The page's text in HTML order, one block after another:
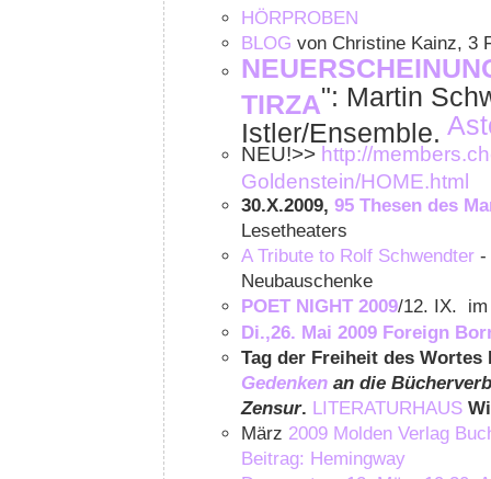
HÖRPROBEN
BLOG von Christine Kainz, 3
TIRZA ": Martin
Istler/Ensemble.
NEU!>> http://
Goldenstein/HOME.html
30.X.2009, 95 Thesen des
Lesetheaters
A Tribute to Rolf Schwendter -
Neubauschenke
POET NIGHT 2009/12. IX.
Di.,26. Mai 2009 Foreign
Tag der Freiheit des Wortes
Gedenken an die
Zensur. LITERATURHAUS
März 2009 Molden Verlag
Beitrag: Hemingway